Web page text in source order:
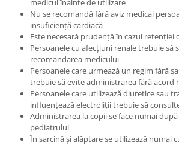
medicul înainte de utilizare
Nu se recomandă fără aviz medical
insuficiență cardiacă
Este necesară prudență în cazul retenției
Persoanele cu afecțiuni renale trebuie să
recomandarea medicului
Persoanele care urmează un regim fără
trebuie să evite administrarea fără acord
Persoanele care utilizează diuretice sau
influențează electroliții trebuie să
Administrarea la copii se face numai
pediatrului
În sarcină și alăptare se utilizează numai